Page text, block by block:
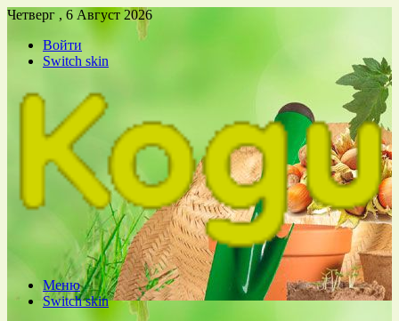
Четверг , 6 Август 2026
Войти
Switch skin
Меню
Switch skin